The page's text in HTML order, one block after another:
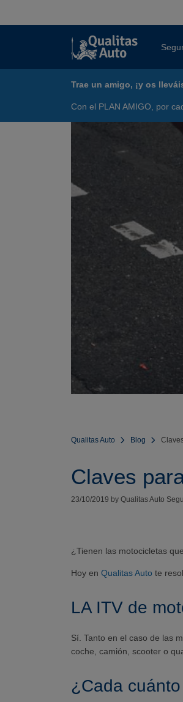
Trae un amigo, ¡y os
Con el PLAN AMIGO, por
Qualitas Auto Blog
Claves
23/10/2019 by Qualitas Auto
¿Tienen las motocicletas
Hoy en Qualitas Auto te
LA ITV de
Sí. Tanto en el caso de las
coche, camión, scooter o
¿Cada